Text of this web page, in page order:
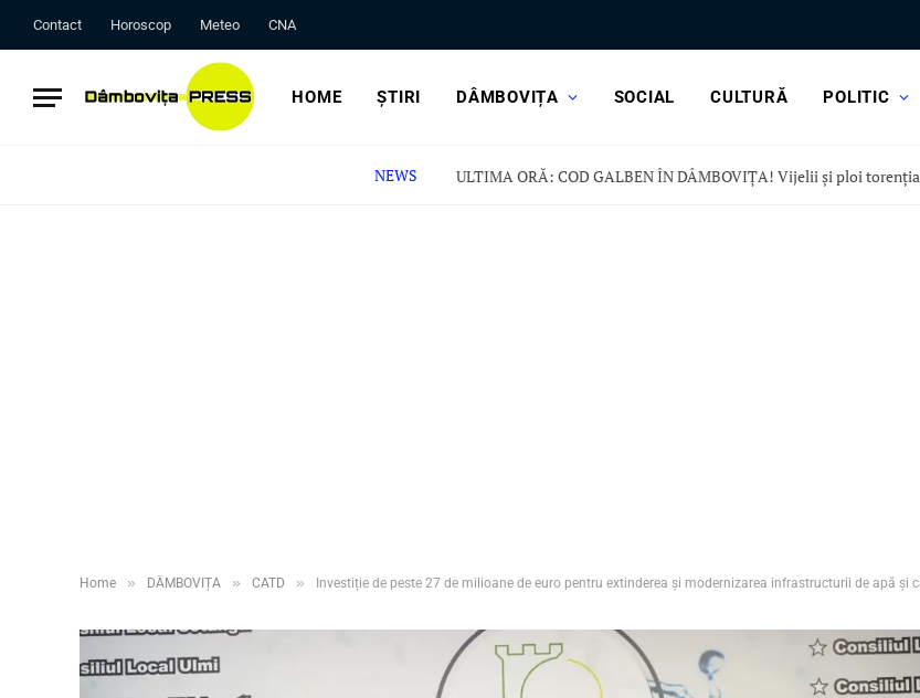
Contact Horoscop Meteo CNA
HOME ȘTIRI DÂMBOVIȚA SOCIAL CULTURĂ POLITIC
NEWS
Home » DÂMBOVIȚA » CATD » Investiție de peste 27 de milioane de euro pentru extinderea și modernizarea infrastructurii de apă și